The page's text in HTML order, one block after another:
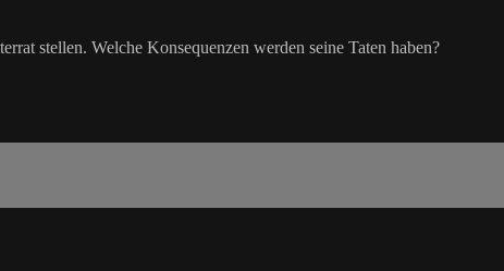
stellen. Welche Konsequenzen werden seine Taten haben?